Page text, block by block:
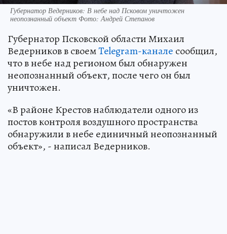
Губернатор Ведерников: В небе над Псковом уничтожен
неопознанный объект Фото: Андрей Степанов
Губернатор Псковской области Михаил
Ведерников в своемTelegram-канале сообщил,
что в небе над регионом был обнаружен
неопознанный объект, после чего он был
уничтожен.
«В районе Крестов наблюдатели одного из
постов контроля воздушного пространства
обнаружили в небе единичный неопознанный
объект», - написал Ведерников.